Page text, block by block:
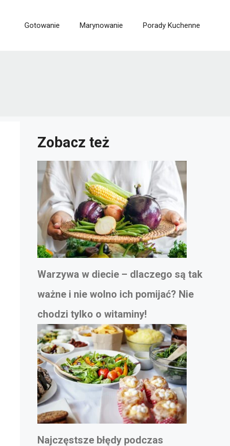
Gotowanie Marynowanie Porady Kuchenne
Zobacz też
Warzywa w diecie – dlaczego są tak
ważne i nie wolno ich pomijać? Nie
chodzi tylko o witaminy!
Najczęstsze błędy podczas